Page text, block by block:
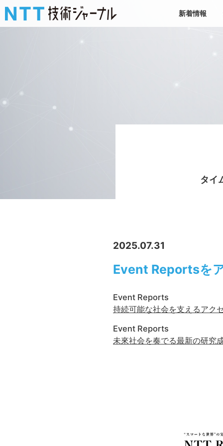
新着情報
タイ
2025.07.31
Event Reportsを
Event Reports
持続可能な社会を支えるアク
Event Reports
未來社会を奏でる最新の研究